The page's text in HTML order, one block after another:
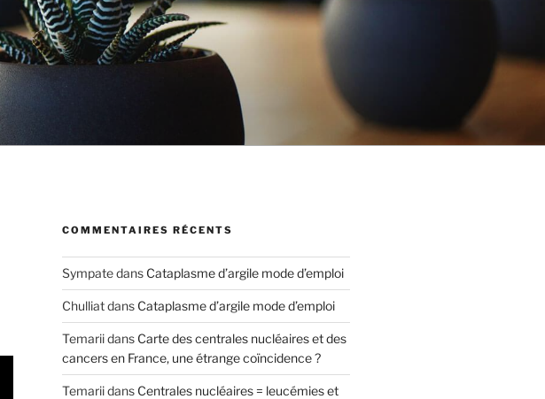
COMMENTAIRES RÉCENTS
Sympatedans Cataplasme d’argile mode d’emploi
Chulliatdans Cataplasme d’argile mode d’emploi
Temariidans Carte des centrales nucléaires et des
cancers en France, une étrange coïncidence ?
Temariidans Centrales nucléaires = leucémies et